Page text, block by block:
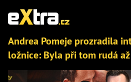
Andrea Pomeje prozradila
ložnice: Byla při tom rudá až